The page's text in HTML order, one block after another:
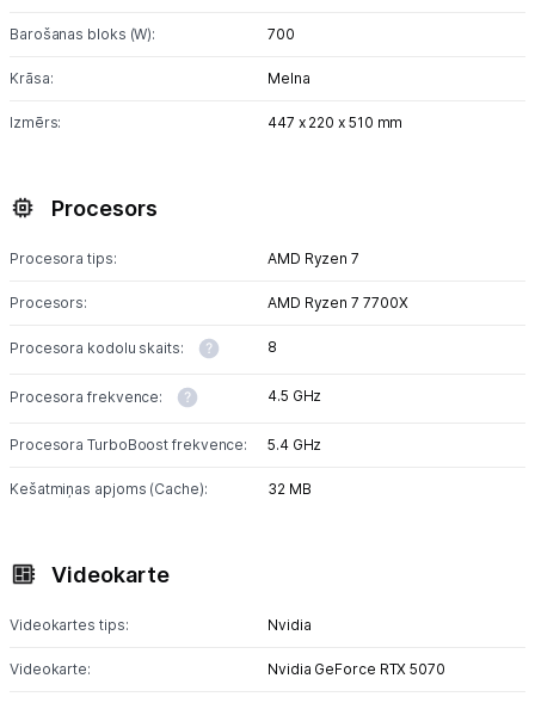
Telefoni, planšetdatori
Sadzīves tehnika
Skaistumkopšana
Sports un atpūta
Ražotāju atjaunota tehnika
Blogs
Barošanas bloks (W): 700
Krāsa: Melna
Izmērs: 447 x 220 x 510 mm
Procesors
Procesora tips: AMD Ryzen 7
Procesors: AMD Ryzen 7 7700X
Procesora kodolu skaits: 8
Procesora frekvence: 4.5 GHz
Procesora TurboBoost frekvence: 5.4 GHz
Kešatmiņas apjoms (Cache): 32 MB
Videokarte
Videokartes tips: Nvidia
Videokarte: Nvidia GeForce RTX 5070